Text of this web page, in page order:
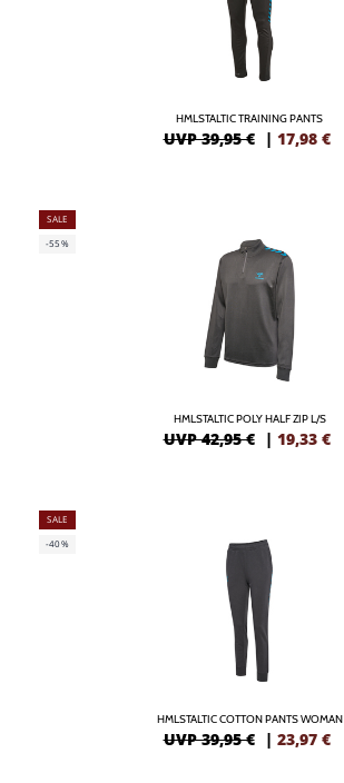
HMLSTALTIC TRAINING PANTS
UVP 39,95 € | 17,98 €
SALE
-55%
HMLSTALTIC POLY HALF ZIP L/S
UVP 42,95 € | 19,33 €
SALE
-40%
HMLSTALTIC COTTON PANTS WOMAN
UVP 39,95 € | 23,97 €